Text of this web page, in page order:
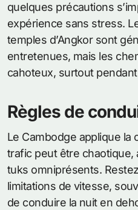
quelques précautions
expérience sans stress.
temples d’Angkor sont
entretenues, mais les
cahoteux, surtout
Règles de
Le Cambodge applique la
trafic peut être
tuks omniprésents.
limitations de vitesse,
de conduire la nuit en